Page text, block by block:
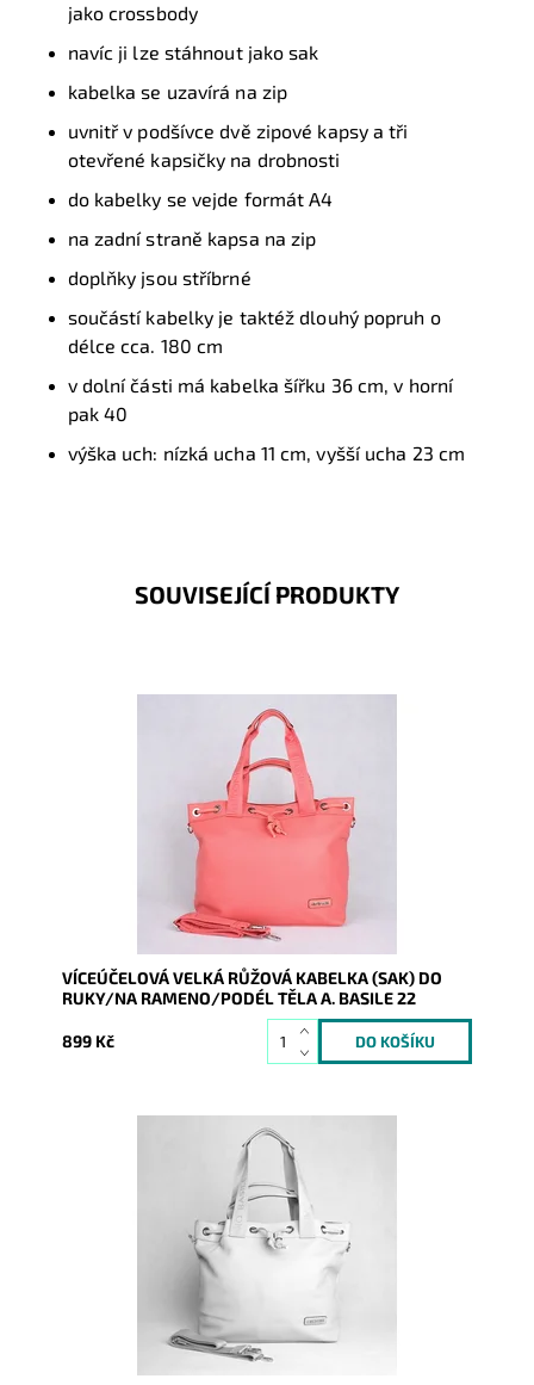
jako crossbody
navíc ji lze stáhnout jako sak
kabelka se uzavírá na zip
uvnitř v podšívce dvě zipové kapsy a tři
otevřené kapsičky na drobnosti
do kabelky se vejde formát A4
na zadní straně kapsa na zip
doplňky jsou stříbrné
součástí kabelky je taktéž dlouhý popruh o
délce cca. 180 cm
v dolní části má kabelka šířku 36 cm, v horní
pak 40
výška uch: nízká ucha 11 cm, vyšší ucha 23 cm
SOUVISEJÍCÍ PRODUKTY
Moderní víceúčelová kabelka italské značky Antonio
Basile, kterou lze nosit v ruce, přes rameno, podél těla
Skladem
9974
Antonio Basile (Itálie)
VÍCEÚČELOVÁ VELKÁ RŮŽOVÁ KABELKA (SAK) DO
RUKY/NA RAMENO/PODÉL TĚLA A. BASILE 22
899 Kč
Moderní víceúčelová kabelka italské značky Antonio
Basile, kterou lze nosit v ruce, přes rameno, podél těla
Skladem
9975
Antonio Basile (Itálie)